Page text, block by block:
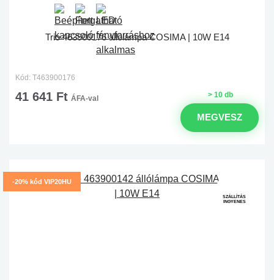
Trio 463900176 állólámpa COSIMA | 10W E14
Kód: T463900176
> 10 db
41 641 Ft ÁFA-val
MEGVESZ
-20% kód VIP20HU
SZÁLLÍTÁS
INGYENES